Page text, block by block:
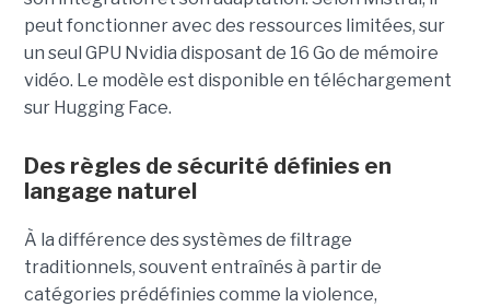
peut fonctionner avec des ressources limitées, sur
un seul GPU Nvidia disposant de 16 Go de mémoire
vidéo. Le modèle est disponible en téléchargement
sur Hugging Face.
Des règles de sécurité définies en
langage naturel
À la différence des systèmes de filtrage
traditionnels, souvent entraînés à partir de
catégories prédéfinies comme la violence,